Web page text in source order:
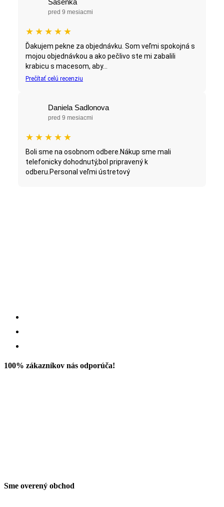
Sasenka
pred 9 mesiacmi
★ ★ ★ ★ ★
Ďakujem pekne za objednávku. Som veľmi spokojná s
mojou objednávkou a ako pečlivo ste mi zabalili
krabicu s macesom, aby...
Prečítať celú recenziu
Daniela Sadlonova
pred 9 mesiacmi
★ ★ ★ ★ ★
Boli sme na osobnom odbere.Nákup sme mali
telefonicky dohodnutý,bol pripravený k
odberu.Personal veľmi ústretový
100% zákazníkov nás odporúča!
Sme overený obchod